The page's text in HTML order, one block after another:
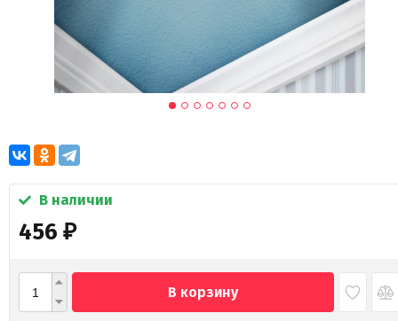
В наличии
456 ₽
В корзину